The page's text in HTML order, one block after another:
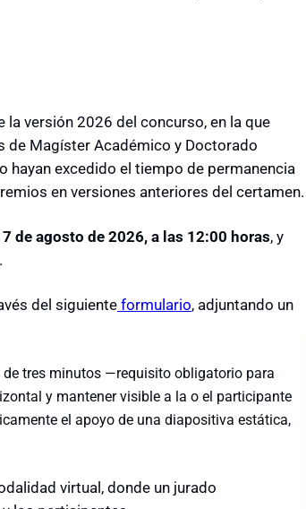
versión 2026 del concurso, en la que
Magíster Académico y Doctorado
hayan excedido el tiempo de permanencia
en versiones anteriores del certamen.
7 de agosto de 2026, a las 12:00 horas, y
del siguiente formulario, adjuntando un
tres minutos —requisito obligatorio para
y mantener visible a la o el participante
el apoyo de una diapositiva estática,
virtual, donde un jurado